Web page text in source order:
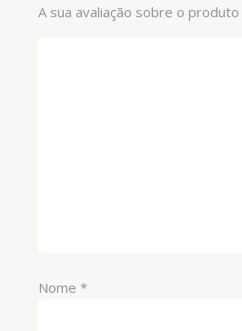
A sua avaliação sobre o produto
Nome *